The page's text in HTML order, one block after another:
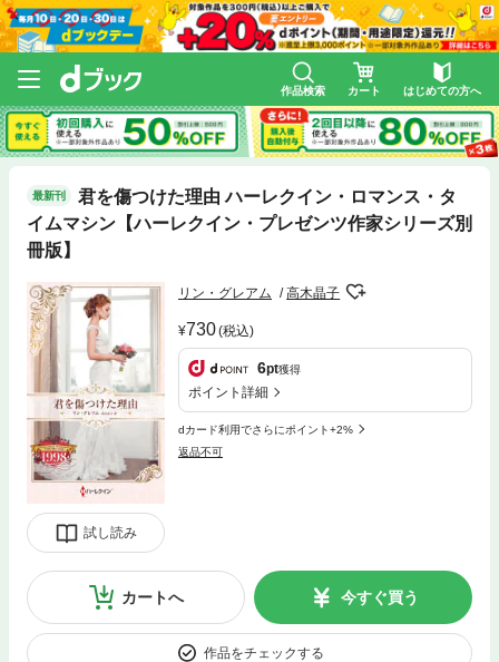
作品検索 カート はじめての方へ
最新刊
君を傷つけた理由 ハーレクイン・ロマンス・タ
イムマシン【ハーレクイン・プレゼンツ作家シリーズ別
冊版】
試し読み
リン・グレアム 高木晶子
730(税込)
6pt獲得
ポイント詳細
dカード利用でさらにポイント+2%
返品不可
カートへ 今すぐ買う
作品をチェックする